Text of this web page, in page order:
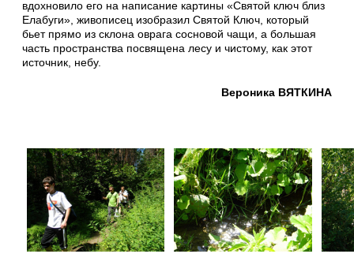
вдохновило его на написание картины «Святой ключ близ
Елабуги», живописец изобразил Святой Ключ, который
бьет прямо из склона оврага сосновой чащи, а большая
часть пространства посвящена лесу и чистому, как этот
источник, небу.
Вероника ВЯТКИНА